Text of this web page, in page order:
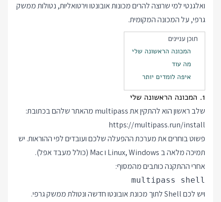
ואלגנטי למי שרוצה להרים מכונות אובונטו וירטואליות, נטולות ממשק
גרפי, על המכונה המקומית.
תוכן עניינים
המכונה הראשונה שלי
מה עוד
איפה לומדים יותר
1. המכונה הראשונה שלי
שלב ראשון הוא להתקין את multipass מהאתר שלהם בכתובת:
https://multipass.run/install
פשוט בוחרים את מערכת ההפעלה שלכם ועובדים לפי ההוראות. יש
תמיכה מלאה ב Linux, Windows ו Mac (כולל מעבד אפל).
אחרי ההתקנה כותבים מהמסוף:
multipass shell
ויש לכם Shell לתוך מכונת אובונטו חדשה ונטולת ממשק גרפי.